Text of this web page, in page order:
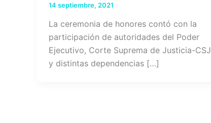
14 septiembre, 2021
La ceremonia de honores contó con la
participación de autoridades del Poder
Ejecutivo, Corte Suprema de Justicia-CSJ
y distintas dependencias […]